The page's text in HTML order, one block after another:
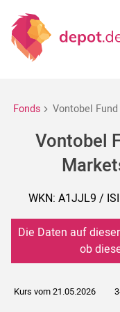
Fonds Vontobel
Vontobel
WKN: A1JJL9 /
Die Daten auf
ob
Kurs vom 21.05.2026